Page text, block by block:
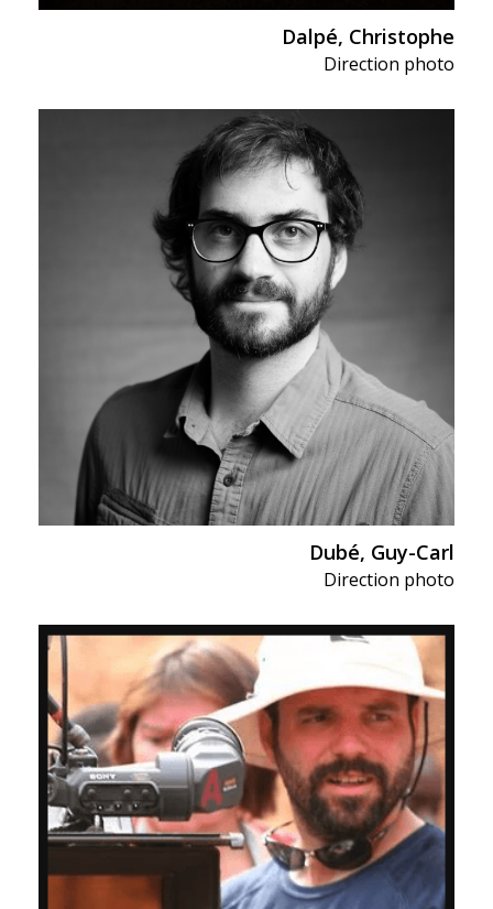
Dalpé, Christophe
Direction photo
Dubé, Guy-Carl
Direction photo